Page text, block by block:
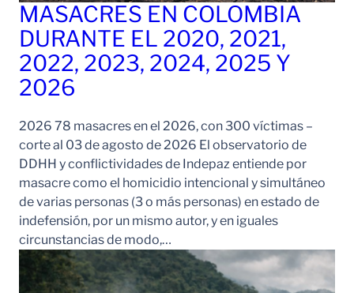
MASACRES EN COLOMBIA
DURANTE EL 2020, 2021,
2022, 2023, 2024, 2025 Y
2026
2026 78 masacres en el 2026, con 300 víctimas –
corte al 03 de agosto de 2026 El observatorio de
DDHH y conflictividades de Indepaz entiende por
masacre como el homicidio intencional y simultáneo
de varias personas (3 o más personas) en estado de
indefensión, por un mismo autor, y en iguales
circunstancias de modo,…